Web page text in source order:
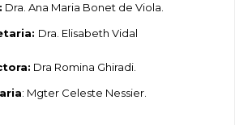
Dra. Ana Maria Bonet de Viola.
Dra. Elisabeth Vidal
Dra Romina Ghiradi.
: Mgter Celeste Nessier.